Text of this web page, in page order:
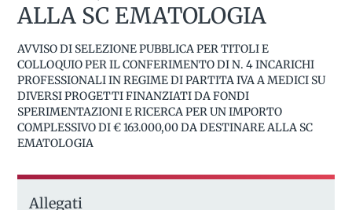
ALLA SC EMATOLOGIA
AVVISO DI SELEZIONE PUBBLICA PER TITOLI E
COLLOQUIO PER IL CONFERIMENTO DI N. 4 INCARICHI
PROFESSIONALI IN REGIME DI PARTITA IVA A MEDICI SU
DIVERSI PROGETTI FINANZIATI DA FONDI
SPERIMENTAZIONI E RICERCA PER UN IMPORTO
COMPLESSIVO DI € 163.000,00 DA DESTINARE ALLA SC
EMATOLOGIA
Allegati